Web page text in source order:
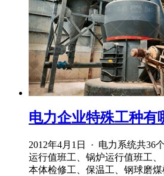
电力企业特殊工种有
2012年4月1日 · 电力系统共36
运行值班工、锅炉运行值班工
本体检修工、保温工、钢球磨煤